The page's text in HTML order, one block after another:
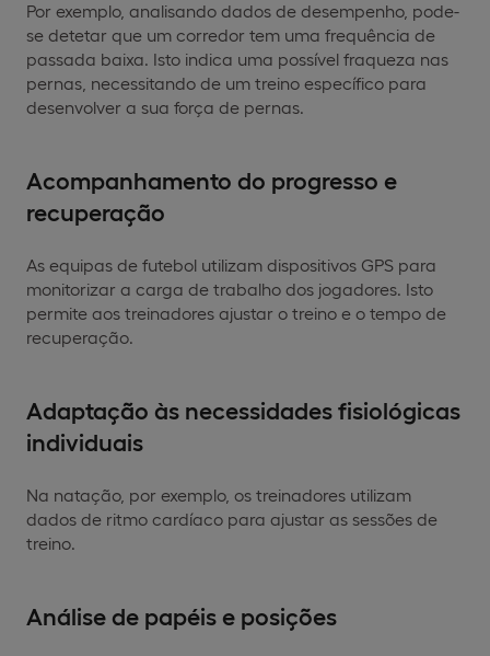
Por exemplo, analisando dados de desempenho, pode-
se detetar que um corredor tem uma frequência de
passada baixa. Isto indica uma possível fraqueza nas
pernas, necessitando de um treino específico para
desenvolver a sua força de pernas.
Acompanhamento do progresso e
recuperação
As equipas de futebol utilizam dispositivos GPS para
monitorizar a carga de trabalho dos jogadores. Isto
permite aos treinadores ajustar o treino e o tempo de
recuperação.
Adaptação às necessidades fisiológicas
individuais
Na natação, por exemplo, os treinadores utilizam
dados de ritmo cardíaco para ajustar as sessões de
treino.
Análise de papéis e posições